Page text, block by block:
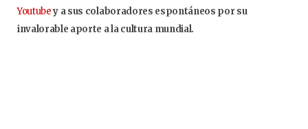
Youtubey a sus colaboradores espontáneos por su
invalorable aporte a la cultura mundial.